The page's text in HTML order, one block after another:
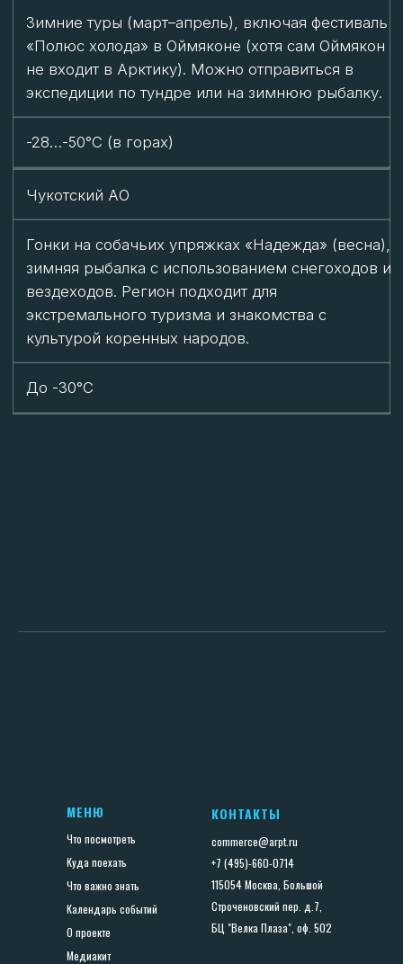
МЕНЮ КОНТАКТЫ
commerce@arpt.ru
+7 (495)-660-0714
115054 Москва, Большой
Строченовский пер. д.7,
БЦ "Велка Плаза", оф. 502
Что посмотреть
Куда поехать
Что важно знать
Календарь событий
О проекте
Медиакит